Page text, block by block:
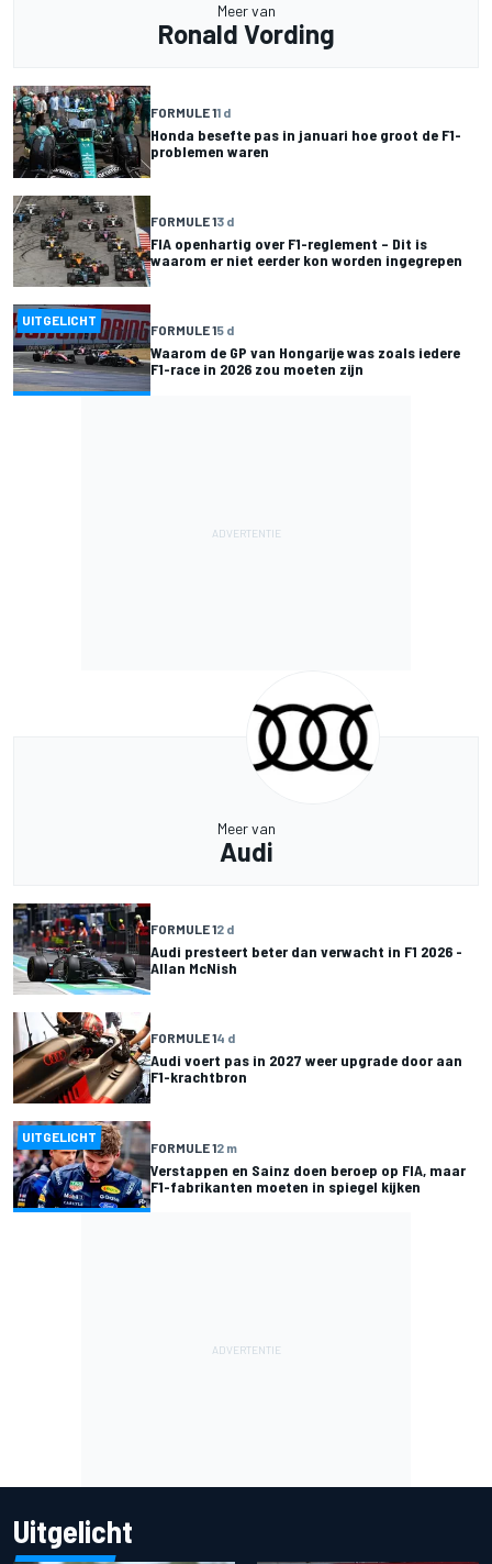
Meer van
Ronald Vording
FORMULE 11 d
Honda besefte pas in januari hoe groot de F1-
problemen waren
FORMULE 13 d
FIA openhartig over F1-reglement – Dit is
waarom er niet eerder kon worden ingegrepen
UITGELICHT
FORMULE 15 d
Waarom de GP van Hongarije was zoals iedere
F1-race in 2026 zou moeten zijn
Meer van
Audi
FORMULE 12 d
Audi presteert beter dan verwacht in F1 2026 -
Allan McNish
FORMULE 14 d
Audi voert pas in 2027 weer upgrade door aan
F1-krachtbron
UITGELICHT
FORMULE 12 m
Verstappen en Sainz doen beroep op FIA, maar
F1-fabrikanten moeten in spiegel kijken
Uitgelicht